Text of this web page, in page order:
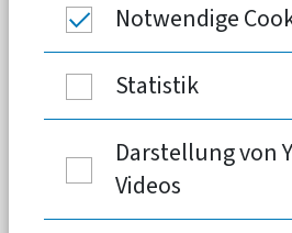
ULA-Präsident Roland
Gespräch.
Zur Darstellung von Videos
welches den Zwischenspeicher
Zudem werden Daten
Notwendige
Statistik
Darstellung von
Videos